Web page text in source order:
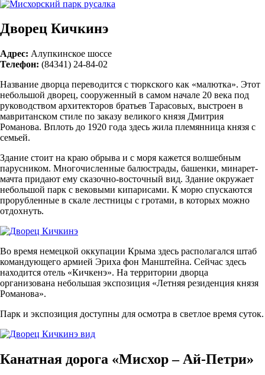
Дворец Кичкинэ
Адрес: Алупкинское шоссе
Телефон: (84341) 24-84-02
Название дворца переводится с тюркского как «малютка». Этот
небольшой дворец, сооруженный в самом начале 20 века под
руководством архитекторов братьев Тарасовых, выстроен в
мавританском стиле по заказу великого князя Дмитрия
Романова. Вплоть до 1920 года здесь жила племянница князя с
семьей.
Здание стоит на краю обрыва и с моря кажется волшебным
парусником. Многочисленные балюстрады, башенки, минарет-
мачта придают ему сказочно-восточный вид. Здание окружает
небольшой парк с вековыми кипарисами. К морю спускаются
прорубленные в скале лестницы с гротами, в которых можно
отдохнуть.
Во время немецкой оккупации Крыма здесь располагался штаб
командующего армией Эриха фон Манштейна. Сейчас здесь
находится отель «Кичкенэ». На территории дворца
организована небольшая экспозиция «Летняя резиденция князя
Романова».
Парк и экспозиция доступны для осмотра в светлое время суток.
Канатная дорога «Мисхор – Ай-Петри»